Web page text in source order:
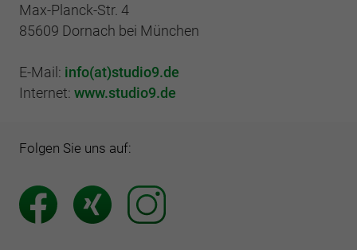
Max-Planck-Str. 4
85609 Dornach bei München
E-Mail: info(at)studio9.de
Internet: www.studio9.de
Folgen Sie uns auf: